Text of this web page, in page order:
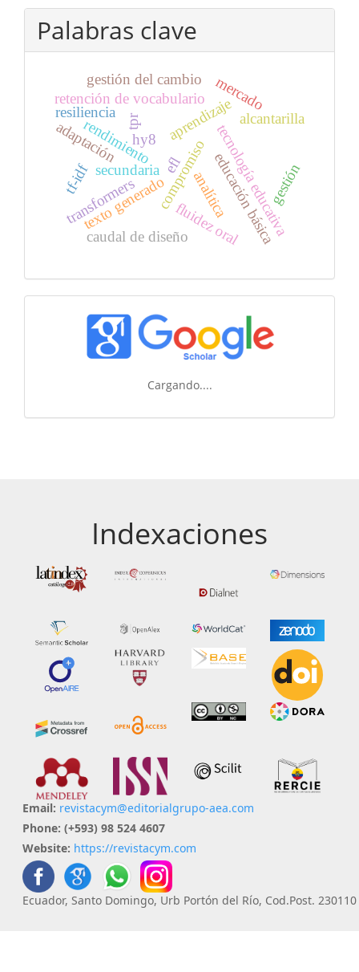
Palabras clave
analítica
rendimiento
secundaria
aprendizaje
compromiso
texto generado
tf-idf
transformers
tpr
retención de vocabulario
fluidez oral
efl tecnología educativa
resiliencia
adaptación
mercado
gestión
educación básica
gestión del cambio
alcantarilla
hy8
caudal de diseño
Cargando....
Indexaciones
Email: revistacym@editorialgrupo-aea.com
Phone: (+593) 98 524 4607
Website: https://revistacym.com
Ecuador, Santo Domingo, Urb Portón del Río, Cod.Post. 230110